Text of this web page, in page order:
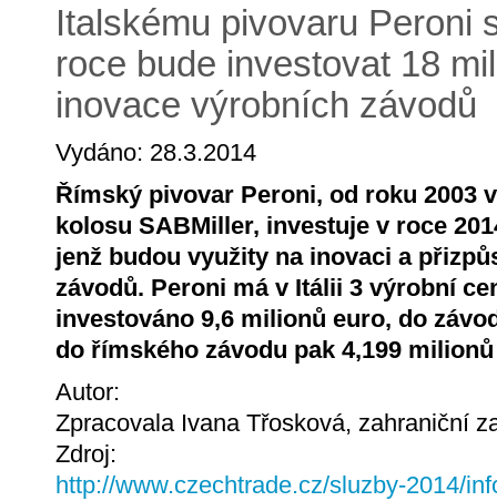
Italskému pivovaru Peroni
roce bude investovat 18
inovace výrobních závodů
Vydáno: 28.3.2014
Římský pivovar Peroni, od roku 2003
kolosu SABMiller, investuje v roce
jenž budou využity na inovaci a
závodů. Peroni má v Itálii 3 výrobní
investováno 9,6 milionů euro, do
do římského závodu pak 4,199
Autor:
Zpracovala Ivana Třosková, zahraniční
Zdroj:
http://www.czechtrade.cz/sluzby-2014/